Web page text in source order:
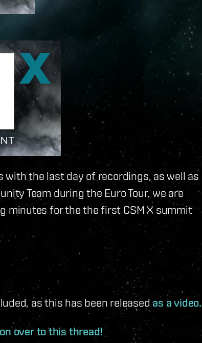
the last day of recordings, as well as
Team during the Euro Tour, we are
minutes for the the first CSM X summit
as this has been releasedas a video.
over to this thread!